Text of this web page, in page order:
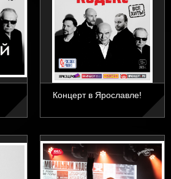
Концерт в Ярославле!